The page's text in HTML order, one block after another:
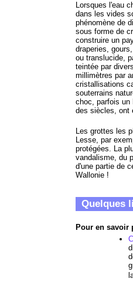
Lorsques l'eau
dans les vides
phénomène de
sous forme de
construire un
draperies,
ou translucide,
teintée par
millimètres par
cristallisations
souterrains
choc, parfois un
des siècles, ont
Les grottes les
Lesse, par
protégées. La
vandalisme, du
d'une partie de
Wallonie !
Quelques
Pour en savoir